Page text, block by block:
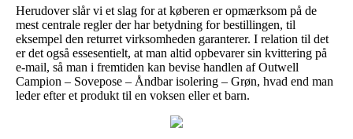
Herudover slår vi et slag for at køberen er opmærksom på de
mest centrale regler der har betydning for bestillingen, til
eksempel den returret virksomheden garanterer. I relation til det
er det også essesentielt, at man altid opbevarer sin kvittering på
e-mail, så man i fremtiden kan bevise handlen af Outwell
Campion – Sovepose – Åndbar isolering – Grøn, hvad end man
leder efter et produkt til en voksen eller et barn.